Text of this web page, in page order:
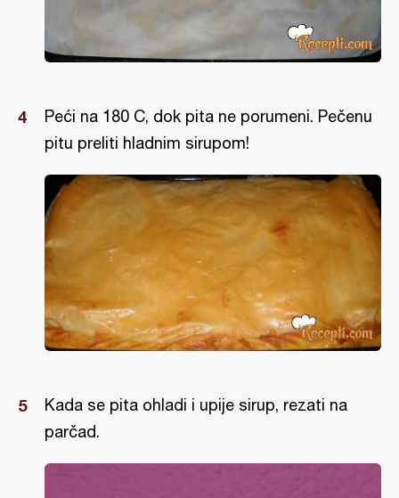
Peći na 180 C, dok pita ne porumeni. Pečenu
pitu preliti hladnim sirupom!
Kada se pita ohladi i upije sirup, rezati na
parčad.